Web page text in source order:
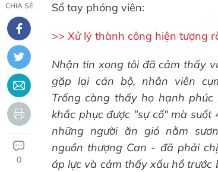
CHIA SẺ
0
Sổ tay phóng viên:
>> Xử lý thành công hiện tượng
Nhận tin xong tôi đã cảm thấy
gặp lại cán bộ, nhân viên
Trống càng thấy họ hạnh phúc
khắc phục được "sự cố" mà suốt
những người ăn gió nằm
nguồn thượng Can - đã phải
áp lực và cảm thấy xấu hổ trước